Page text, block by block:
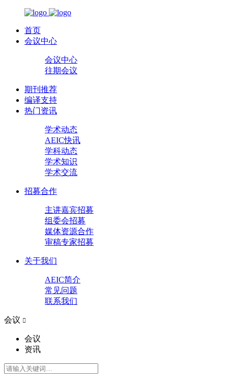
首页
会议中心
会议中心
往期会议
期刊推荐
编译支持
热门资讯
学术动态
AEIC快讯
学科动态
学术知识
学术交流
招募合作
主讲嘉宾招募
组委会招募
媒体资源合作
审稿专家招募
关于我们
AEIC简介
常见问题
联系我们
会议 
会议
资讯